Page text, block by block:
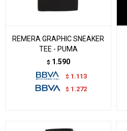
REMERA GRAPHIC SNEAKER
TEE - PUMA
$ 1.590
$ 1.113
$ 1.272